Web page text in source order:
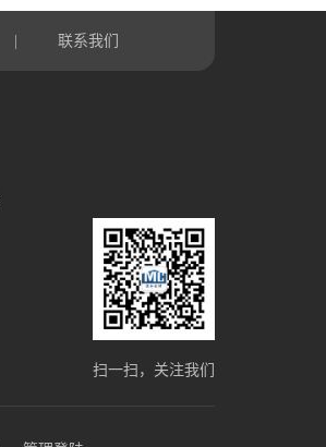
联系我们
扫一扫，关注我们